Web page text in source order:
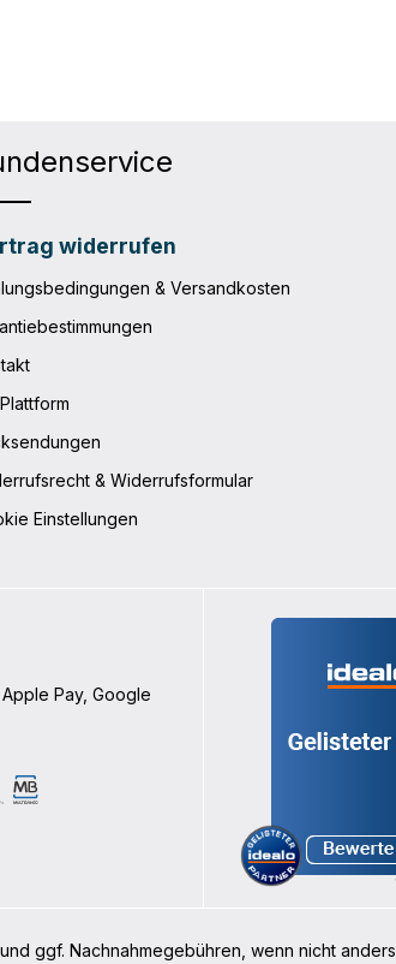
widerrufen
& Versandkosten
& Widerrufsformular
Einstellungen
Pay, Google
ggf. Nachnahmegebühren, wenn nicht